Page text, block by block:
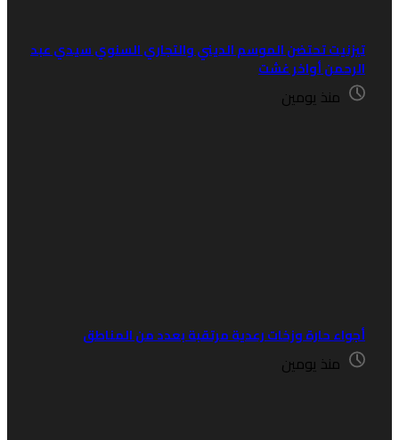
تحتضن الموسم الديني والتجاري السنوي سيدي عبد
أواخر غشت
منذ يومين
حارة وزخات رعدية مرتقبة بعدد من المناطق
منذ يومين